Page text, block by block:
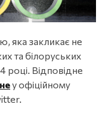
яка закликає не
та білоруських
році. Відповідне
у офіційному